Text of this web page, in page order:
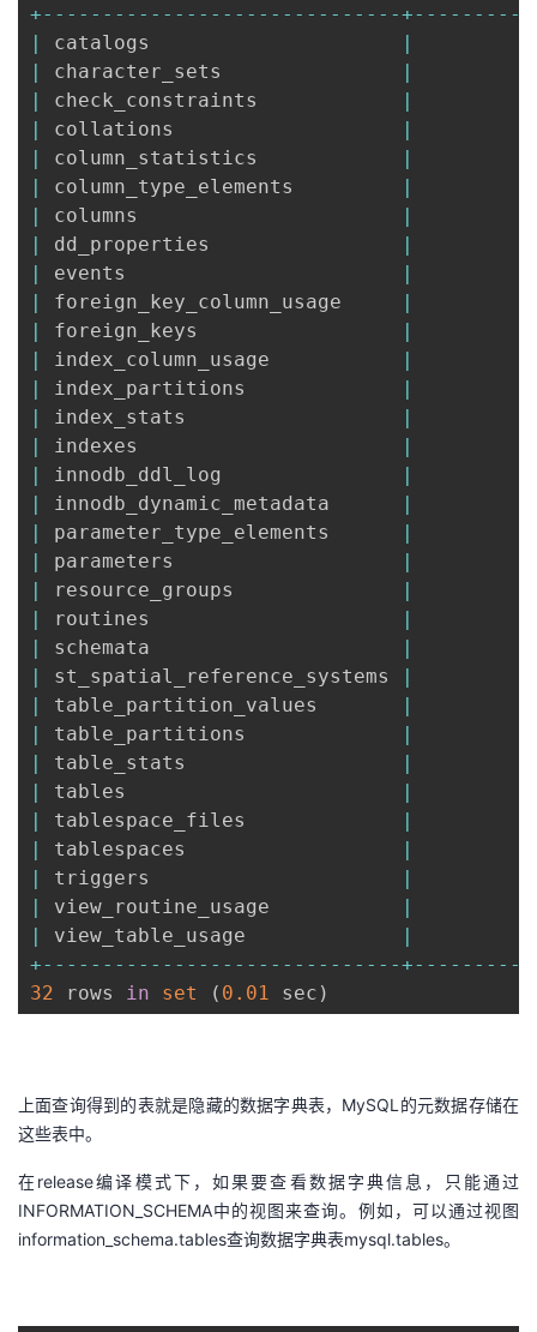
+-- -- -- -- -- -- -- -- -- -- -- -- -- -- --+-- -- -- -- --
|
catalogs |
|
character_sets |
|
check_constraints |
|
collations |
|
column_statistics |
|
column_type_elements |
|
columns |
|
dd_properties |
|
events |
|
foreign_key_column_usage |
|
foreign_keys |
|
index_column_usage |
|
index_partitions |
|
index_stats |
|
indexes |
|
innodb_ddl_log |
|
innodb_dynamic_metadata |
|
parameter_type_elements |
|
parameters |
|
resource_groups |
|
routines |
|
schemata |
|
st_spatial_reference_systems |
|
table_partition_values |
|
table_partitions |
|
table_stats |
|
tables |
|
tablespace_files |
|
tablespaces |
|
triggers |
|
view_routine_usage |
|
view_table_usage |
+-- -- -- -- -- -- -- -- -- -- -- -- -- -- --+-- -- -- -- --
32 rows in set ( 0.01 sec )
上面查询得到的表就是隐藏的数据字典表，MySQL的元数据存储在
这些表中。
在release编译模式下，如果要查看数据字典信息，只能通过
INFORMATION_SCHEMA中的视图来查询。例如，可以通过视图
information_schema.tables查询数据字典表mysql.tables。